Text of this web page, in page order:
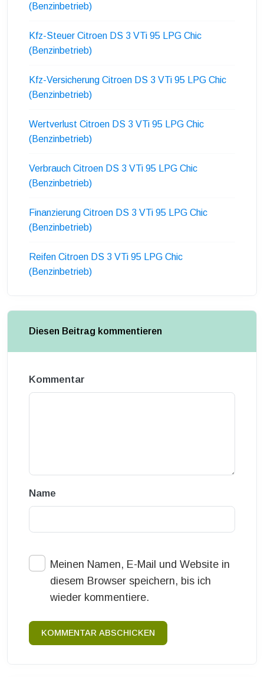
(Benzinbetrieb)
Kfz-Steuer Citroen DS 3 VTi 95 LPG Chic
(Benzinbetrieb)
Kfz-Versicherung Citroen DS 3 VTi 95 LPG Chic
(Benzinbetrieb)
Wertverlust Citroen DS 3 VTi 95 LPG Chic
(Benzinbetrieb)
Verbrauch Citroen DS 3 VTi 95 LPG Chic
(Benzinbetrieb)
Finanzierung Citroen DS 3 VTi 95 LPG Chic
(Benzinbetrieb)
Reifen Citroen DS 3 VTi 95 LPG Chic
(Benzinbetrieb)
Diesen Beitrag kommentieren
Kommentar
Name
Meinen Namen, E-Mail und Website in
diesem Browser speichern, bis ich
wieder kommentiere.
KOMMENTAR ABSCHICKEN